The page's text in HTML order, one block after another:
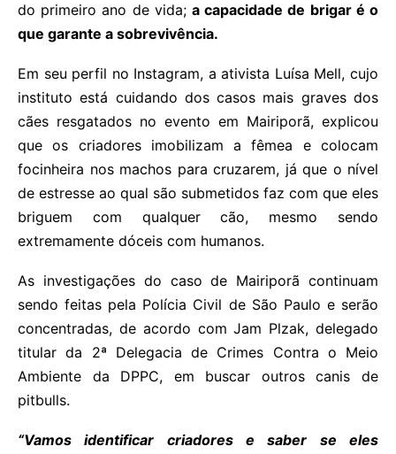
do primeiro ano de vida; a capacidade de brigar é o
que garante a sobrevivência.
Em seu perfil no Instagram, a ativista Luísa Mell, cujo
instituto está cuidando dos casos mais graves dos
cães resgatados no evento em Mairiporã, explicou
que os criadores imobilizam a fêmea e colocam
focinheira nos machos para cruzarem, já que o nível
de estresse ao qual são submetidos faz com que eles
briguem com qualquer cão, mesmo sendo
extremamente dóceis com humanos.
As investigações do caso de Mairiporã continuam
sendo feitas pela Polícia Civil de São Paulo e serão
concentradas, de acordo com Jam Plzak, delegado
titular da 2ª Delegacia de Crimes Contra o Meio
Ambiente da DPPC, em buscar outros canis de
pitbulls.
“Vamos identificar criadores e saber se eles